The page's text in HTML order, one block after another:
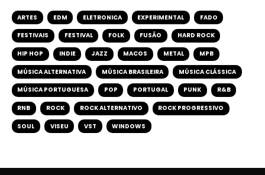
ARTES EDM ELETRONICA EXPERIMENTAL FADO
FESTIVAIS FESTIVAL FOLK FUSÃO HARD ROCK
HIP HOP INDIE JAZZ MACOS METAL MPB
MÚSICA ALTERNATIVA MÚSICA BRASILEIRA MÚSICA CLÁSSICA
MÚSICA PORTUGUESA POP PORTUGAL PUNK R&B
RNB ROCK ROCK ALTERNATIVO ROCK PROGRESSIVO
SOUL VISEU VST WINDOWS